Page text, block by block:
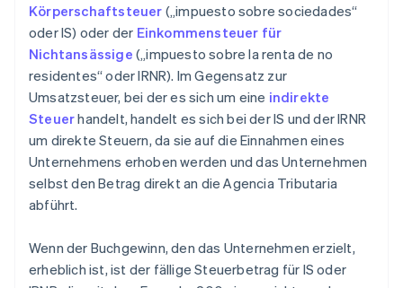
Körperschaftsteuer („impuesto sobre sociedades“
oder IS) oder der Einkommensteuer für
Nichtansässige („impuesto sobre la renta de no
residentes“ oder IRNR). Im Gegensatz zur
Umsatzsteuer, bei der es sich um eine indirekte
Steuerhandelt, handelt es sich bei der IS und der IRNR
um direkte Steuern, da sie auf die Einnahmen eines
Unternehmens erhoben werden und das Unternehmen
selbst den Betrag direkt an die Agencia Tributaria
abführt.
Wenn der Buchgewinn, den das Unternehmen erzielt,
erheblich ist, ist der fällige Steuerbetrag für IS oder